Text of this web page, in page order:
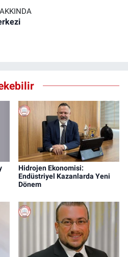
Hidrojen Ekonomisi:
Endüstriyel Kazanlarda Yeni
Dönem